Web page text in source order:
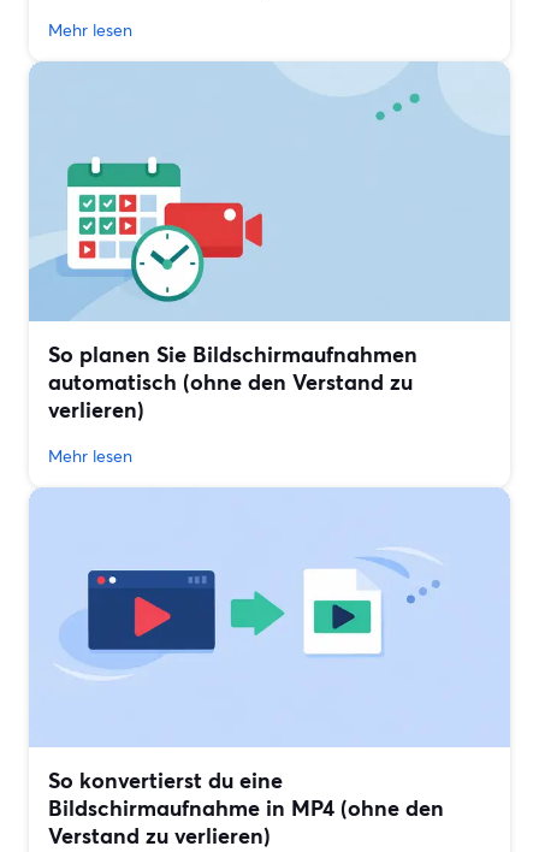
Mehr lesen
So planen Sie Bildschirmaufnahmen
automatisch (ohne den Verstand zu
verlieren)
Mehr lesen
So konvertierst du eine
Bildschirmaufnahme in MP4 (ohne den
Verstand zu verlieren)